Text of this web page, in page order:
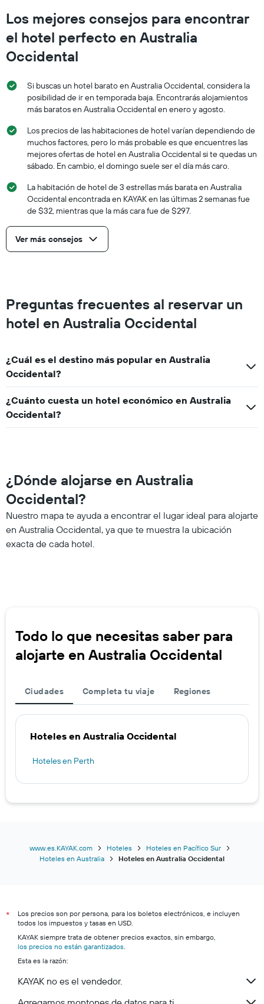
Los mejores consejos para encontrar
el hotel perfecto en Australia
Occidental
Si buscas un hotel barato en Australia Occidental, considera la
posibilidad de ir en temporada baja. Encontrarás alojamientos
más baratos en Australia Occidental en enero y agosto.
Los precios de las habitaciones de hotel varían dependiendo de
muchos factores, pero lo más probable es que encuentres las
mejores ofertas de hotel en Australia Occidental si te quedas un
sábado. En cambio, el domingo suele ser el día más caro.
La habitación de hotel de 3 estrellas más barata en Australia
Occidental encontrada en KAYAK en las últimas 2 semanas fue
de $32, mientras que la más cara fue de $297.
Ver más consejos
Preguntas frecuentes al reservar un
hotel en Australia Occidental
¿Cuál es el destino más popular en Australia
Occidental?
¿Cuánto cuesta un hotel económico en Australia
Occidental?
¿Dónde alojarse en Australia
Occidental?
Nuestro mapa te ayuda a encontrar el lugar ideal para alojarte
en Australia Occidental, ya que te muestra la ubicación
exacta de cada hotel.
Todo lo que necesitas saber para
alojarte en Australia Occidental
Ciudades Completa tu viaje Regiones
Hoteles en Australia Occidental
Hoteles en Perth
www.es.KAYAK.com Hoteles
Hoteles en Pacífico Sur
Hoteles en Australia
Hoteles en Australia Occidental
*
Los precios son por persona, para los boletos electrónicos, e incluyen
todos los impuestos y tasas en USD.
KAYAK siempre trata de obtener precios exactos, sin embargo,
los precios no están garantizados.
Esta es la razón:
KAYAK no es el vendedor.